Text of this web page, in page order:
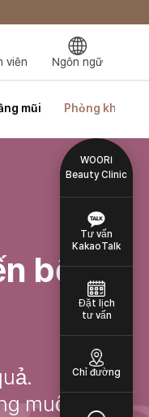
viên Ngôn ngữ
mũi Phòng khám
WOORI
Beauty Clinic
Tư vấn
KakaoTalk
Đặt lịch
tư vấn
Chỉ đường
bệnh
muốn.